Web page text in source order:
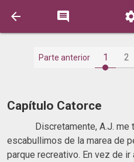
 
Parte anterior 1 2
Capítulo Catorce
Discretamente, A.J. me
escabullimos de la marea de
parque recreativo. En vez de